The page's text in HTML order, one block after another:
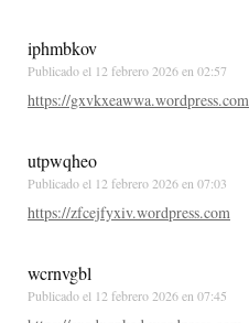
iphmbkov
Publicado el 12 febrero 2026 en 02:57
https://gxvkxeawwa.wordpress.com
utpwqheo
Publicado el 12 febrero 2026 en 07:03
https://zfcejfyxiv.wordpress.com
wcrnvgbl
Publicado el 12 febrero 2026 en 07:45